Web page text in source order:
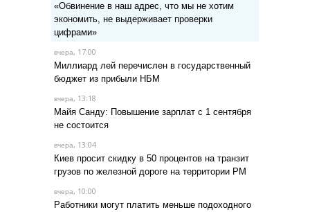
«Обвинение в наш адрес, что мы не хотим
экономить, не выдерживает проверки
цифрами»
вчера, 17:00
Миллиард лей перечислен в государственный
бюджет из прибыли НБМ
вчера, 13:18
Майя Санду: Повышение зарплат с 1 сентября
не состоится
вчера, 13:04
Киев просит скидку в 50 процентов на транзит
грузов по железной дороге на территории РМ
вчера, 10:00
Работники могут платить меньше подоходного